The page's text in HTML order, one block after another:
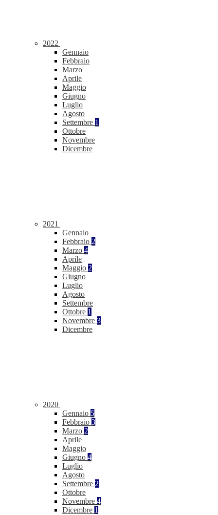
2022
Gennaio
Febbraio
Marzo
Aprile
Maggio
Giugno
Luglio
Agosto
Settembre 1
Ottobre
Novembre
Dicembre
2021
Gennaio
Febbraio 2
Marzo 4
Aprile
Maggio 2
Giugno
Luglio
Agosto
Settembre
Ottobre 1
Novembre 3
Dicembre
2020
Gennaio 5
Febbraio 3
Marzo 2
Aprile
Maggio
Giugno 4
Luglio
Agosto
Settembre 2
Ottobre
Novembre 4
Dicembre 1